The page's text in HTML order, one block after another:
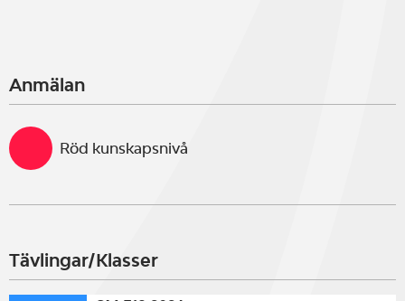
Anmälan
Röd kunskapsnivå
Tävlingar/Klasser